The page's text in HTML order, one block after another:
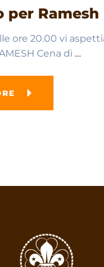
per Ramesh
ore 20.00 vi
Cena di …